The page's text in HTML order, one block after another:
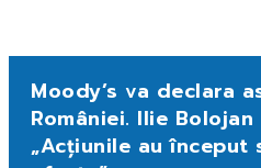
Moody’s va declara
României. Ilie
„Acțiunile au început